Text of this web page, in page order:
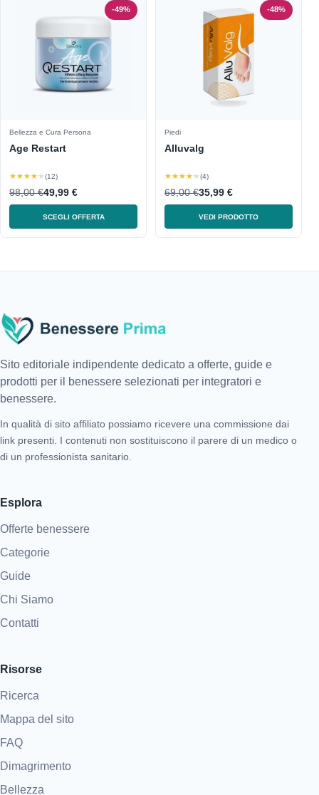
-49%
Bellezza e Cura Persona
Age Restart
★★★★★(12)
98,00 €49,99 €
SCEGLI OFFERTA
-48%
Piedi
Alluvalg
★★★★★(4)
69,00 €35,99 €
VEDI PRODOTTO
Sito editoriale indipendente dedicato a offerte, guide e
prodotti per il benessere selezionati per integratori e
benessere.
In qualità di sito affiliato possiamo ricevere una commissione dai
link presenti. I contenuti non sostituiscono il parere di un medico o
di un professionista sanitario.
Esplora
Offerte benessere
Categorie
Guide
Chi Siamo
Contatti
Risorse
Ricerca
Mappa del sito
FAQ
Dimagrimento
Bellezza